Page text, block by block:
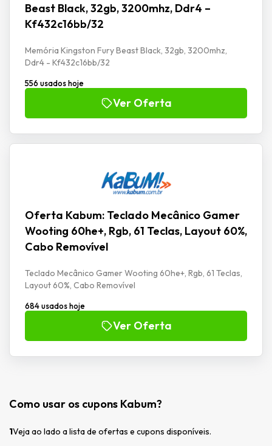
Beast Black, 32gb, 3200mhz, Ddr4 –
Kf432c16bb/32
Memória Kingston Fury Beast Black, 32gb, 3200mhz,
Ddr4 - Kf432c16bb/32
556 usados hoje
Ver Oferta
Oferta Kabum: Teclado Mecânico Gamer
Wooting 60he+, Rgb, 61 Teclas, Layout 60%,
Cabo Removível
Teclado Mecânico Gamer Wooting 60he+, Rgb, 61 Teclas,
Layout 60%, Cabo Removível
684 usados hoje
Ver Oferta
Como usar os cupons Kabum?
1Veja ao lado a lista de ofertas e cupons disponíveis.